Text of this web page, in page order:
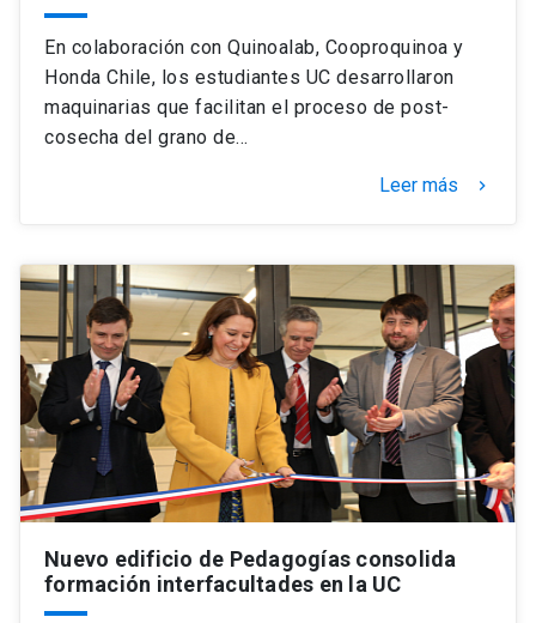
En colaboración con Quinoalab, Cooproquinoa y
Honda Chile, los estudiantes UC desarrollaron
maquinarias que facilitan el proceso de post-
cosecha del grano de…
Leer más keyboard_arrow_right
Nuevo edificio de Pedagogías consolida
formación interfacultades en la UC